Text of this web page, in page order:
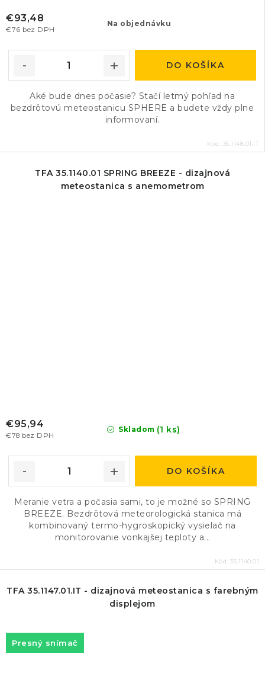
Na objednávku
€76 bez DPH
€93,48
DO KOŠÍKA
Aké bude dnes počasie? Stačí letmý pohľad na
bezdrôtovú meteostanicu SPHERE a budete vždy plne
informovaní.
Kód: 35.1148.01.IT
TFA 35.1140.01 SPRING BREEZE - dizajnová
meteostanica s anemometrom
Skladom (1 ks)
€78 bez DPH
€95,94
DO KOŠÍKA
Meranie vetra a počasia sami, to je možné so SPRING
BREEZE. Bezdrôtová meteorologická stanica má
kombinovaný termo-hygroskopický vysielač na
monitorovanie vonkajšej teploty a...
Kód: 35.1140.01
TFA 35.1147.01.IT - dizajnová meteostanica s farebným
displejom
Presný snímač